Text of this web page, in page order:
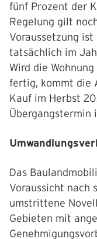
fünf Prozent der
Regelung gilt
Voraussetzung ist
tatsächlich im
Wird die
fertig, kommt die
Kauf im Herbst
Übergangstermin
Das
Voraussicht nach
umstrittene
Gebieten mit